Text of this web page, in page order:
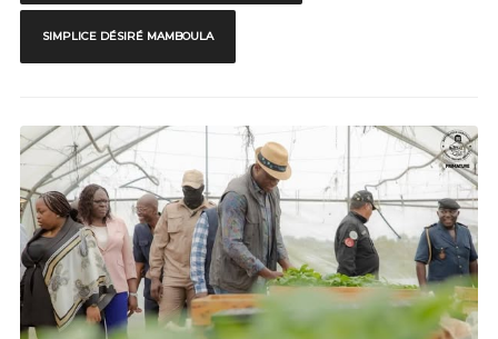
SIMPLICE DÉSIRÉ MAMBOULA